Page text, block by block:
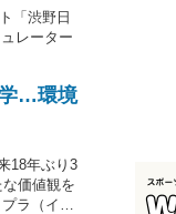
「渋野日
レーター
…環境
18年ぶり3
価値観を
ラ（イン